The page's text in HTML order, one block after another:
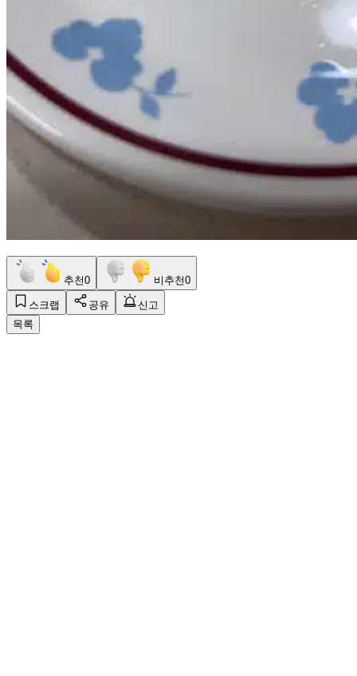
추천0 비추천0
스크랩 공유
신고
목록